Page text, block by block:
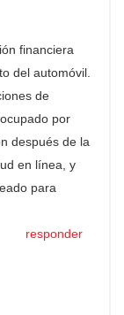
financiera
del automóvil.
de
por
después de la
en línea, y
para
responder